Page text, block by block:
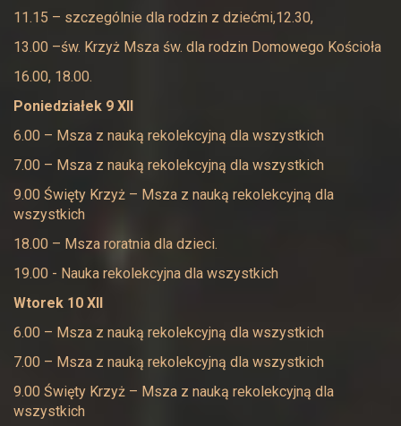
11.15 – szczególnie dla rodzin z dziećmi,12.30,
13.00 –św. Krzyż Msza św. dla rodzin Domowego Kościoła
16.00, 18.00.
Poniedziałek 9 XII
6.00 – Msza z nauką rekolekcyjną dla wszystkich
7.00 – Msza z nauką rekolekcyjną dla wszystkich
9.00 Święty Krzyż – Msza z nauką rekolekcyjną dla
wszystkich
18.00 – Msza roratnia dla dzieci.
19.00 - Nauka rekolekcyjna dla wszystkich
Wtorek 10 XII
6.00 – Msza z nauką rekolekcyjną dla wszystkich
7.00 – Msza z nauką rekolekcyjną dla wszystkich
9.00 Święty Krzyż – Msza z nauką rekolekcyjną dla
wszystkich